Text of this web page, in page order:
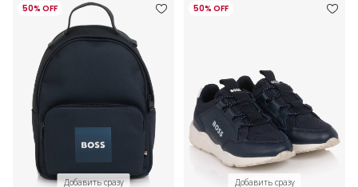
50% OFF
Добавить сразу
50% OFF
Добавить сразу